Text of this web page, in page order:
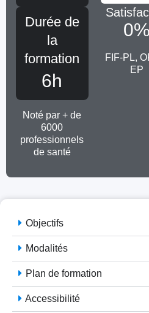
Durée de
la
formation
6h
Noté par + de
6000
professionnels
de santé
0%
FIF-PL,
EP
Objectifs
Modalités
Plan de formation
Accessibilité